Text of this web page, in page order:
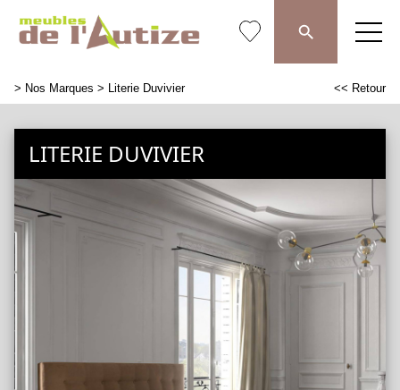
> Nos Marques > Literie Duvivier << Retour
LITERIE DUVIVIER